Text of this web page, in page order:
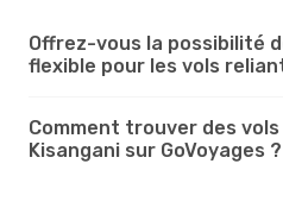
Offrez-vous la possibilité
flexible pour les vols
Comment trouver des
Kisangani sur GoVoyages ?